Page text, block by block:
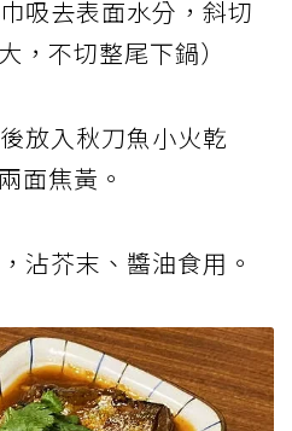
吸去表面水分，斜切
，不切整尾下鍋）
放入秋刀魚小火乾
面焦黃。
沾芥末、醬油食用。